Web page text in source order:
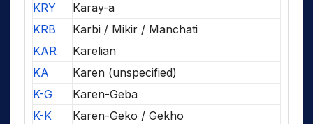
KRY
Karay-a
KRB
Karbi / Mikir / Manchati
KAR
Karelian
KA
Karen (unspecified)
K-G
Karen-Geba
K-K
Karen-Geko / Gekho